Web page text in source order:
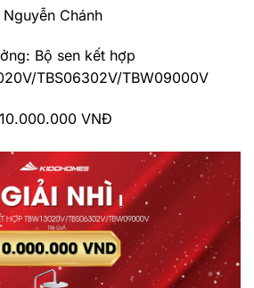
Chánh
Bộ sen kết hợp
TBS06302V/TBW09000V
VNĐ